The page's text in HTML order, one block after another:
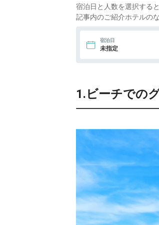
8. 女神の湯 アイリス
パーク
邸 中の島
宿泊日と人数を選択すると
記事内のご紹介ホテルの
宿泊日
未指定
1.ビーチでの